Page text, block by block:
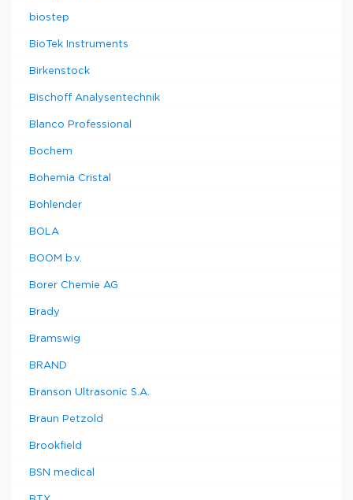
biostep
BioTek Instruments
Birkenstock
Bischoff Analysentechnik
Blanco Professional
Bochem
Bohemia Cristal
Bohlender
BOLA
BOOM b.v.
Borer Chemie AG
Brady
Bramswig
BRAND
Branson Ultrasonic S.A.
Braun Petzold
Brookfield
BSN medical